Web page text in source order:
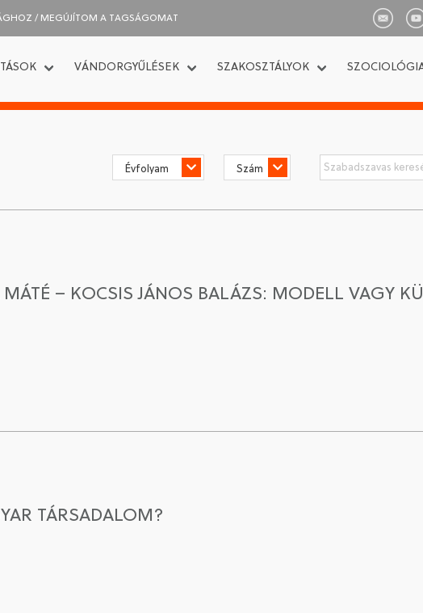
/ MEGÚJÍTOM A TAGSÁGOMAT
VÁNDORGYŰLÉSEK SZAKOSZTÁLYOK
– KOCSIS JÁNOS BALÁZS: MODELL VAGY
TÁRSADALOM?